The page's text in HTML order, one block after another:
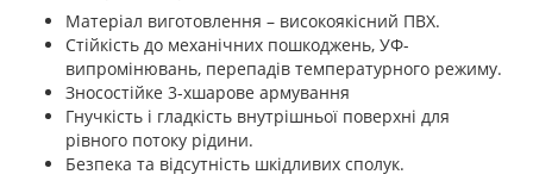
Матеріал виготовлення – високоякісний ПВХ.
Стійкість до механічних пошкоджень, УФ-
випромінювань, перепадів температурного режиму.
Зносостійке 3-хшарове армування
Гнучкість і гладкість внутрішньої поверхні для
рівного потоку рідини.
Безпека та відсутність шкідливих сполук.